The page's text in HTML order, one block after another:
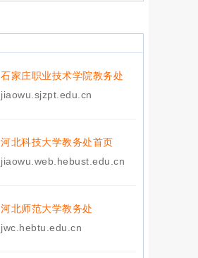
石家庄职业技术学院教务处
jiaowu.sjzpt.edu.cn
河北科技大学教务处首页
jiaowu.web.hebust.edu.cn
河北师范大学教务处
jwc.hebtu.edu.cn